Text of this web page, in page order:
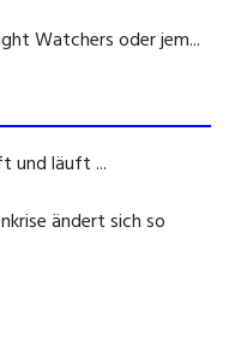
Watchers oder jem...
und läuft ...
ändert sich so